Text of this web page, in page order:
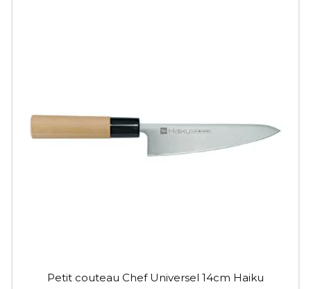
Petit couteau Chef Universel 14cm Haiku